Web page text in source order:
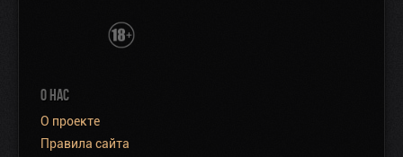
О НАС
О проекте
Правила сайта